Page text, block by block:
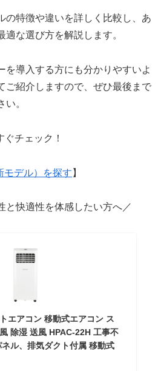
の特徴や違いを詳しく比較し、あ
な選び方を解説します。
を導入する方にも分かりやすいよ
ご紹介しますので、ぜひ最後まで
。
チェック！
モデル）を探す 】
快適性を体感したい方へ／
エアコン 移動式エアコン ス
除湿 送風 HPAC-22H 工事不
ル、排気ダクト付属 移動式